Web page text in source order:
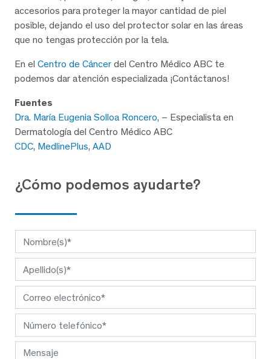
accesorios para proteger la mayor cantidad de piel
posible, dejando el uso del protector solar en las áreas
que no tengas protección por la tela.
En el Centro de Cáncer del Centro Médico ABC te
podemos dar atención especializada ¡Contáctanos!
Fuentes
Dra. María Eugenia Solloa Roncero, – Especialista en
Dermatología del Centro Médico ABC
CDC, MedlinePlus, AAD
¿Cómo podemos ayudarte?